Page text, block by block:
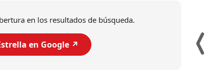
en los resultados de búsqueda.
en Google ↗️